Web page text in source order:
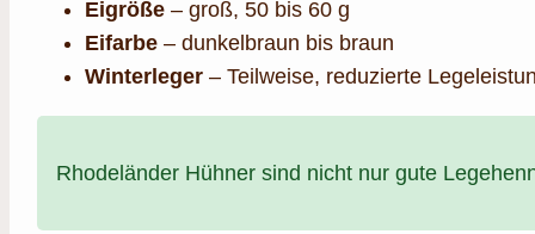
Eigröße – groß, 50 bis 60 g
Eifarbe – dunkelbraun bis braun
Winterleger – Teilweise, reduzierte
Rhodeländer Hühner sind nicht nur gute